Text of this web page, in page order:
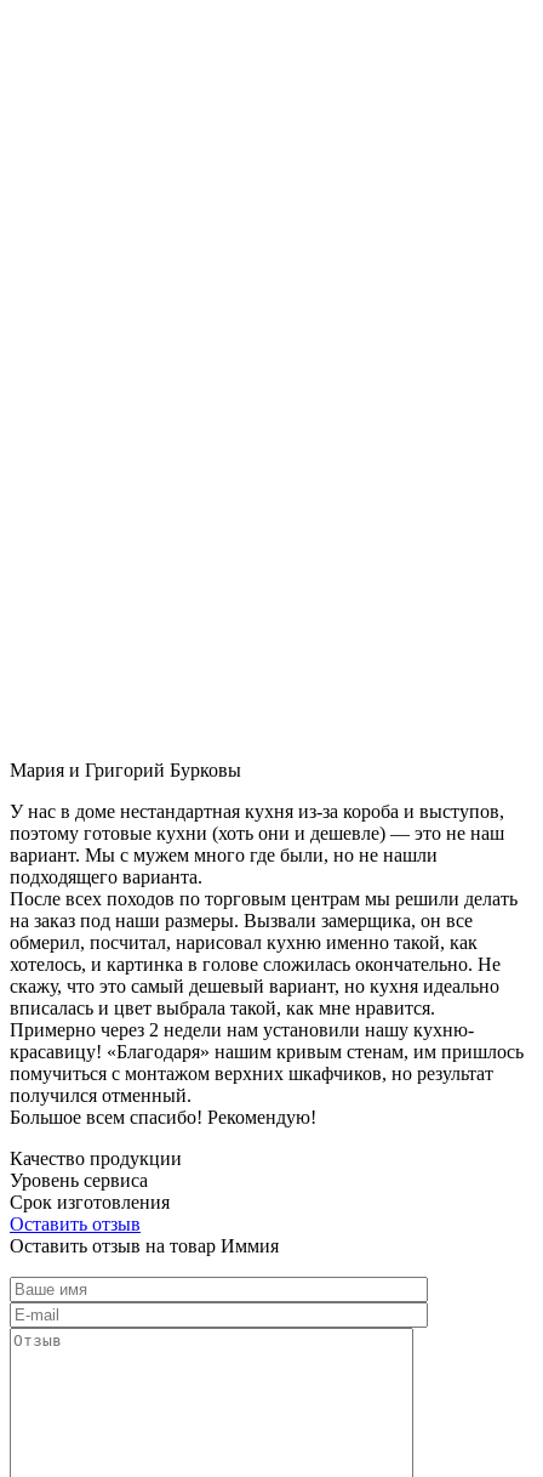
Мария и Григорий Бурковы
У нас в доме нестандартная кухня из-за короба и выступов,
поэтому готовые кухни (хоть они и дешевле) — это не наш
вариант. Мы с мужем много где были, но не нашли
подходящего варианта.
После всех походов по торговым центрам мы решили делать
на заказ под наши размеры. Вызвали замерщика, он все
обмерил, посчитал, нарисовал кухню именно такой, как
хотелось, и картинка в голове сложилась окончательно. Не
скажу, что это самый дешевый вариант, но кухня идеально
вписалась и цвет выбрала такой, как мне нравится.
Примерно через 2 недели нам установили нашу кухню-
красавицу! «Благодаря» нашим кривым стенам, им пришлось
помучиться с монтажом верхних шкафчиков, но результат
получился отменный.
Большое всем спасибо! Рекомендую!
Качество продукции
Уровень сервиса
Срок изготовления
Оставить отзыв
Оставить отзыв на товар Иммия